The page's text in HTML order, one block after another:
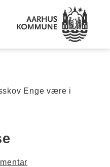
Enge være i